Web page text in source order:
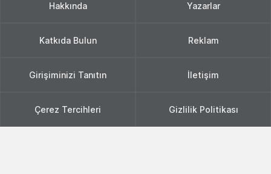
Hakkında Yazarlar
Katkıda Bulun Reklam
Girişiminizi Tanıtın İletişim
Çerez Tercihleri Gizlilik Politikası